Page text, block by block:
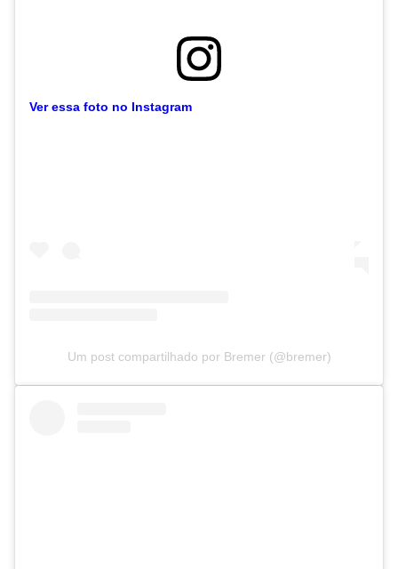
Ver essa foto no Instagram
Um post compartilhado por Bremer (@bremer)